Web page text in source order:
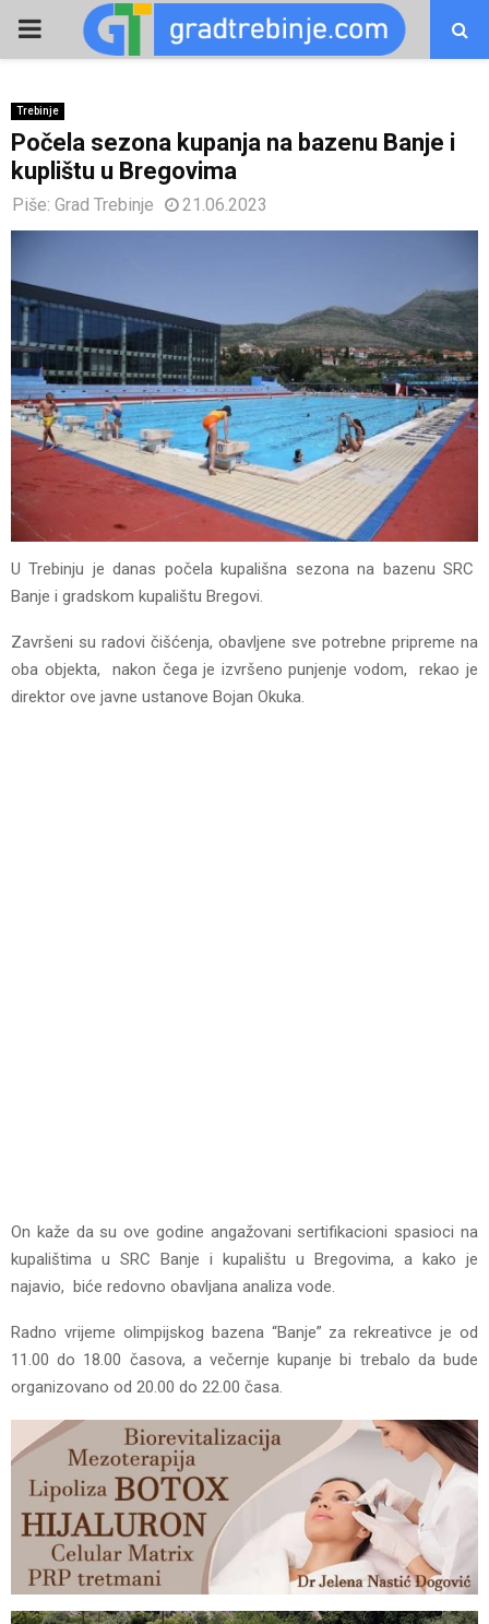
PRIMARY
Trebinje
Počela sezona kupanja na bazenu Banje i
kuplištu u Bregovima
Piše: Grad Trebinje 21.06.2023
U Trebinju je danas počela kupališna sezona na bazenu SRC
Banje i gradskom kupalištu Bregovi.
Završeni su radovi čišćenja, obavljene sve potrebne pripreme na
oba objekta, nakon čega je izvršeno punjenje vodom, rekao je
direktor ove javne ustanove Bojan Okuka.
On kaže da su ove godine angažovani sertifikacioni spasioci na
kupalištima u SRC Banje i kupalištu u Bregovima, a kako je
najavio, biće redovno obavljana analiza vode.
Radno vrijeme olimpijskog bazena “Banje” za rekreativce je od
11.00 do 18.00 časova, a večernje kupanje bi trebalo da bude
organizovano od 20.00 do 22.00 časa.